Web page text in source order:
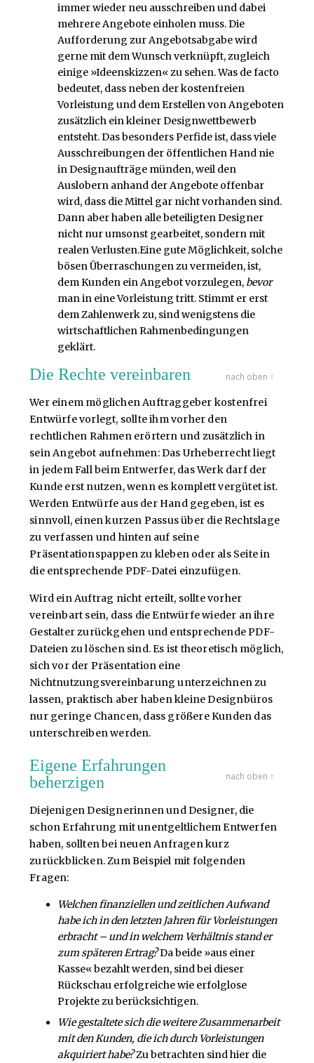
immer wieder neu ausschreiben und dabei
mehrere Angebote einholen muss. Die
Aufforderung zur Angebotsabgabe wird
gerne mit dem Wunsch verknüpft, zugleich
einige »Ideenskizzen« zu sehen. Was de facto
bedeutet, dass neben der kostenfreien
Vorleistung und dem Erstellen von Angeboten
zusätzlich ein kleiner Designwettbewerb
entsteht. Das besonders Perfide ist, dass viele
Ausschreibungen der öffentlichen Hand nie
in Designaufträge münden, weil den
Auslobern anhand der Angebote offenbar
wird, dass die Mittel gar nicht vorhanden sind.
Dann aber haben alle beteiligten Designer
nicht nur umsonst gearbeitet, sondern mit
realen Verlusten.Eine gute Möglichkeit, solche
bösen Überraschungen zu vermeiden, ist,
dem Kunden ein Angebot vorzulegen, bevor
man in eine Vorleistung tritt. Stimmt er erst
dem Zahlenwerk zu, sind wenigstens die
wirtschaftlichen Rahmenbedingungen
geklärt.
Die Rechte vereinbaren nach oben ↑
Wer einem möglichen Auftraggeber kostenfrei
Entwürfe vorlegt, sollte ihm vorher den
rechtlichen Rahmen erörtern und zusätzlich in
sein Angebot aufnehmen: Das Urheberrecht liegt
in jedem Fall beim Entwerfer, das Werk darf der
Kunde erst nutzen, wenn es komplett vergütet ist.
Werden Entwürfe aus der Hand gegeben, ist es
sinnvoll, einen kurzen Passus über die Rechtslage
zu verfassen und hinten auf seine
Präsentationspappen zu kleben oder als Seite in
die entsprechende PDF-Datei einzufügen.
Wird ein Auftrag nicht erteilt, sollte vorher
vereinbart sein, dass die Entwürfe wieder an ihre
Gestalter zurückgehen und entsprechende PDF-
Dateien zu löschen sind. Es ist theoretisch möglich,
sich vor der Präsentation eine
Nichtnutzungsvereinbarung unterzeichnen zu
lassen, praktisch aber haben kleine Designbüros
nur geringe Chancen, dass größere Kunden das
unterschreiben werden.
Eigene Erfahrungen
beherzigen
nach oben ↑
Diejenigen Designerinnen und Designer, die
schon Erfahrung mit unentgeltlichem Entwerfen
haben, sollten bei neuen Anfragen kurz
zurückblicken. Zum Beispiel mit folgenden
Fragen:
Welchen finanziellen und zeitlichen Aufwand
habe ich in den letzten Jahren für Vorleistungen
erbracht – und in welchem Verhältnis stand er
zum späteren Ertrag?Da beide »aus einer
Kasse« bezahlt werden, sind bei dieser
Rückschau erfolgreiche wie erfolglose
Projekte zu berücksichtigen.
Wie gestaltete sich die weitere Zusammenarbeit
mit den Kunden, die ich durch Vorleistungen
akquiriert habe?Zu betrachten sind hier die